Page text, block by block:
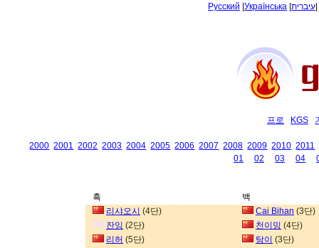
Русский Українська עיברית
프로 KGS
2000 2001 2002 2003 2004 2005 2006 2007 2008 2009 2010 2011
01
02 03 04
흑
백
리샤오시 (4단) Cai Bihan (3단)
잔잉 (2단) 천이밍 (4단)
리허 (5단) 탕이 (3단)